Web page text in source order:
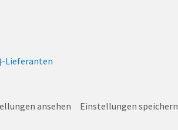
Lieferanten
ansehen Einstellungen speichern